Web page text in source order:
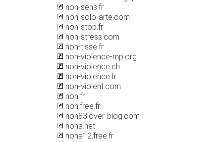
non-sens.fr
non-solo-arte.com
non-stop.fr
non-stress.com
non-tisse.fr
non-violence-mp.org
non-violence.ch
non-violence.fr
non-violent.com
non.fr
non.free.fr
non83.over-blog.com
nona.net
nona12.free.fr